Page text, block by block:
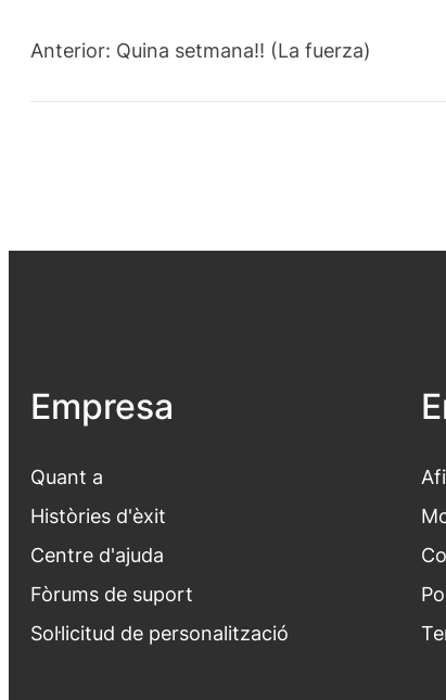
Anterior: Quina setmana!! (La fuerza)
Empresa
Quant a
Històries d'èxit
Centre d'ajuda
Fòrums de suport
Sol·licitud de personalització